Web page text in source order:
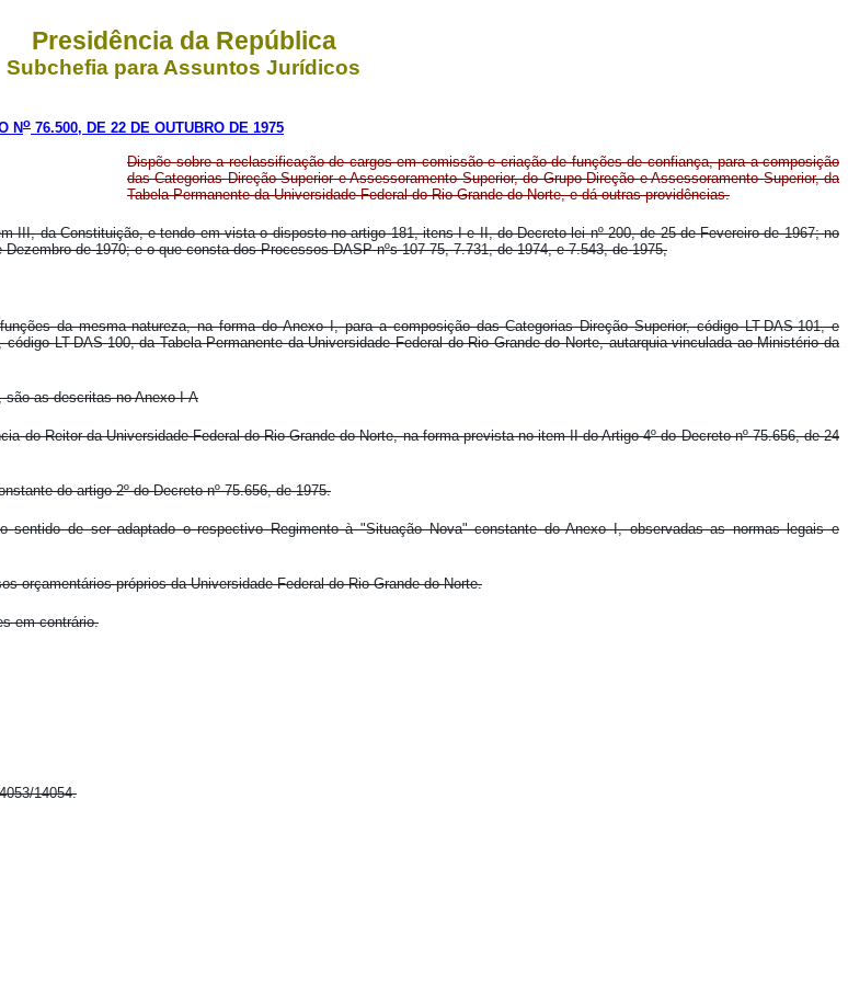
Presidência da República
Subchefia para Assuntos Jurídicos
No 76.500, DE 22 DE OUTUBRO DE 1975
Dispõe sobre a reclassificação de cargos em comissão e criação de funções de confiança, para a composição
das Categorias Direção Superior e Assessoramento Superior, do Grupo Direção e Assessoramento Superior, da
Tabela Permanente da Universidade Federal do Rio Grande do Norte, e dá outras providências.
III, da Constituição, e tendo em vista o disposto no artigo 181, itens I e II, do Decreto-lei nº 200, de 25 de Fevereiro de 1967; no
de 1970; e o que consta dos Processos DASP nºs 107-75, 7.731, de 1974, e 7.543, de 1975,
da mesma natureza, na forma do Anexo I, para a composição das Categorias Direção Superior, código LT-DAS-101, e
LT-DAS-100, da Tabela Permanente da Universidade Federal do Rio Grande do Norte, autarquia vinculada ao Ministério da
são as descritas no Anexo I-A
do Reitor da Universidade Federal do Rio Grande do Norte, na forma prevista no item II do Artigo 4º do Decreto nº 75.656, de 24
do artigo 2º do Decreto nº 75.656, de 1975.
sentido de ser adaptado o respectivo Regimento à "Situação Nova" constante do Anexo I, observadas as normas legais e
orçamentários próprios da Universidade Federal do Rio Grande do Norte.
em contrário.
14054.